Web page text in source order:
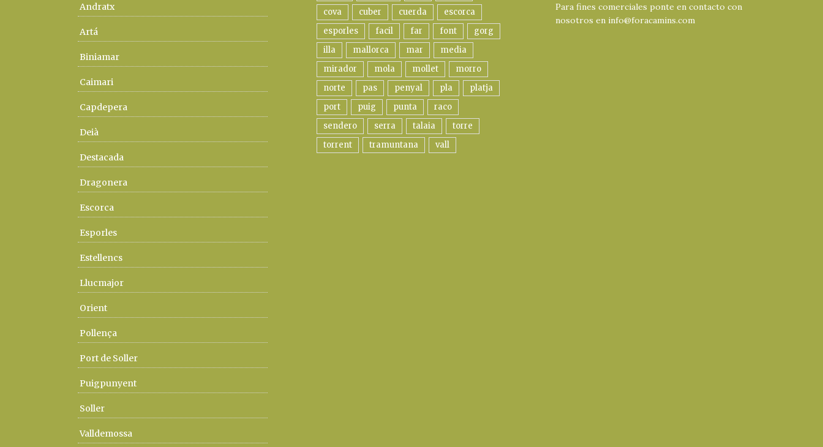
Andratx
Artá
Biniamar
Caimari
Capdepera
Deià
Destacada
Dragonera
Escorca
Esporles
Estellencs
Llucmajor
Orient
Pollença
Port de Soller
Puigpunyent
Soller
Valldemossa
cova
cuber cuerda
escorca
esporles
facil far font
gorg
illa
mallorca mar
media
mirador
mola mollet
morro
norte
pas penyal pla
platja
port
puig punta
raco
sendero
serra talaia
torre
torrent
tramuntana vall
Para fines comerciales ponte en contacto con
nosotros en info@foracamins.com